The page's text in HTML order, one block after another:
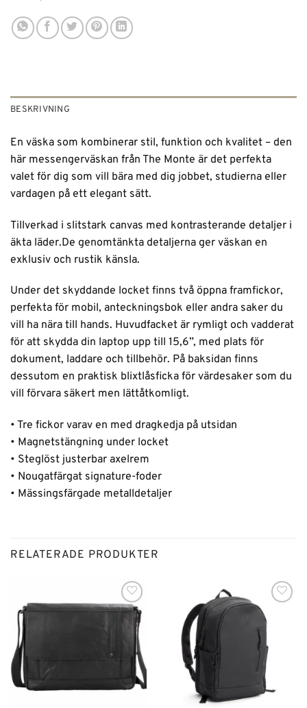
BESKRIVNING
En väska som kombinerar stil, funktion och kvalitet – den
här messengerväskan från The Monte är det perfekta
valet för dig som vill bära med dig jobbet, studierna eller
vardagen på ett elegant sätt.
Tillverkad i slitstark canvas med kontrasterande detaljer i
äkta läder.De genomtänkta detaljerna ger väskan en
exklusiv och rustik känsla.
Under det skyddande locket finns två öppna framfickor,
perfekta för mobil, anteckningsbok eller andra saker du
vill ha nära till hands. Huvudfacket är rymligt och vadderat
för att skydda din laptop upp till 15,6”, med plats för
dokument, laddare och tillbehör. På baksidan finns
dessutom en praktisk blixtlåsficka för värdesaker som du
vill förvara säkert men lättåtkomligt.
• Tre fickor varav en med dragkedja på utsidan
• Magnetstängning under locket
• Steglöst justerbar axelrem
• Nougatfärgat signature-foder
• Mässingsfärgade metalldetaljer
RELATERADE PRODUKTER
Lägg till i
önskelistan
Lägg till i
önskelistan